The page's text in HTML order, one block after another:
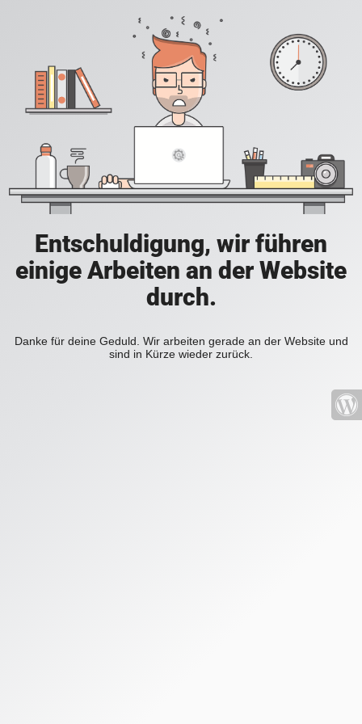
Entschuldigung, wir führen
einige Arbeiten an der Website
durch.
Danke für deine Geduld. Wir arbeiten gerade an der Website und
sind in Kürze wieder zurück.